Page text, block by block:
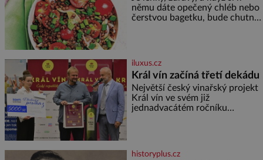
němu dáte opečený chléb nebo
čerstvou bagetku, bude chutnat
cibule 2 lžíce
iluxus.cz
Král vín začíná třetí dekádu
Největší český vinařský projekt
Král vín ve svém již
jednadvacátém ročníku
historyplus.cz